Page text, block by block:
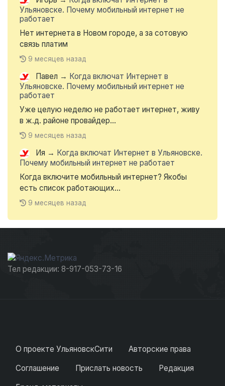
Ульяновске. Почему мобильный интернет не
работает
Нет интернета в Новом городе, а за сотовую
связь платим
9 месяцев назад
Павел → Когда включат Интернет в
Ульяновске. Почему мобильный интернет не
работает
Уже целую неделю не работает интернет, живу
в ж.д. районе провайдер...
9 месяцев назад
Ия → Когда включат Интернет в Ульяновске.
Почему мобильный интернет не работает
Когда включите мобильный интернет? Якобы
есть список работающих...
9 месяцев назад
Тел редакции: 8-917-053-73-16
О проекте УльяновскСити
Авторские права
Соглашение
Прислать новость
Редакция